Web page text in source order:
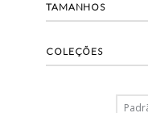
TAMANHOS
COLEÇÕES